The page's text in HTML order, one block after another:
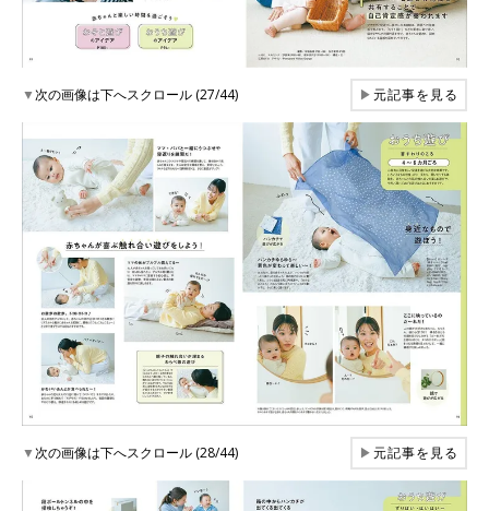
▼次の画像は下へスクロール (27/44) ▶元記事を見る
▼次の画像は下へスクロール (28/44) ▶元記事を見る